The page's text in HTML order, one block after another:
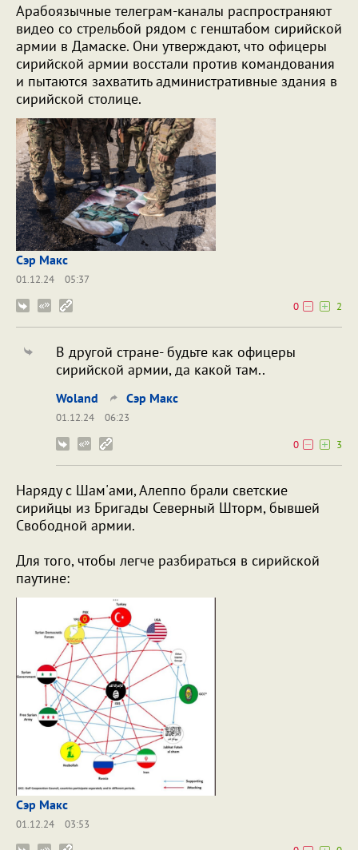
Арабоязычные телеграм-каналы распространяют
видео со стрельбой рядом с генштабом сирийской
армии в Дамаске. Они утверждают, что офицеры
сирийской армии восстали против командования
и пытаются захватить административные здания в
сирийской столице.
Сэр Макс
01.12.24
05:37
0
2
В другой стране- будьте как офицеры
сирийской армии, да какой там..
Woland Сэр Макс
01.12.24
06:23
0
3
Наряду с Шам'ами, Алеппо брали светские
сирийцы из Бригады Северный Шторм, бывшей
Свободной армии.
Для того, чтобы легче разбираться в сирийской
паутине:
Сэр Макс
01.12.24
03:53